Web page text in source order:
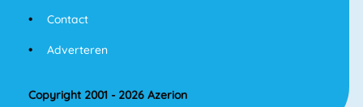
Contact
Adverteren
Copyright 2001 - 2026 Azerion